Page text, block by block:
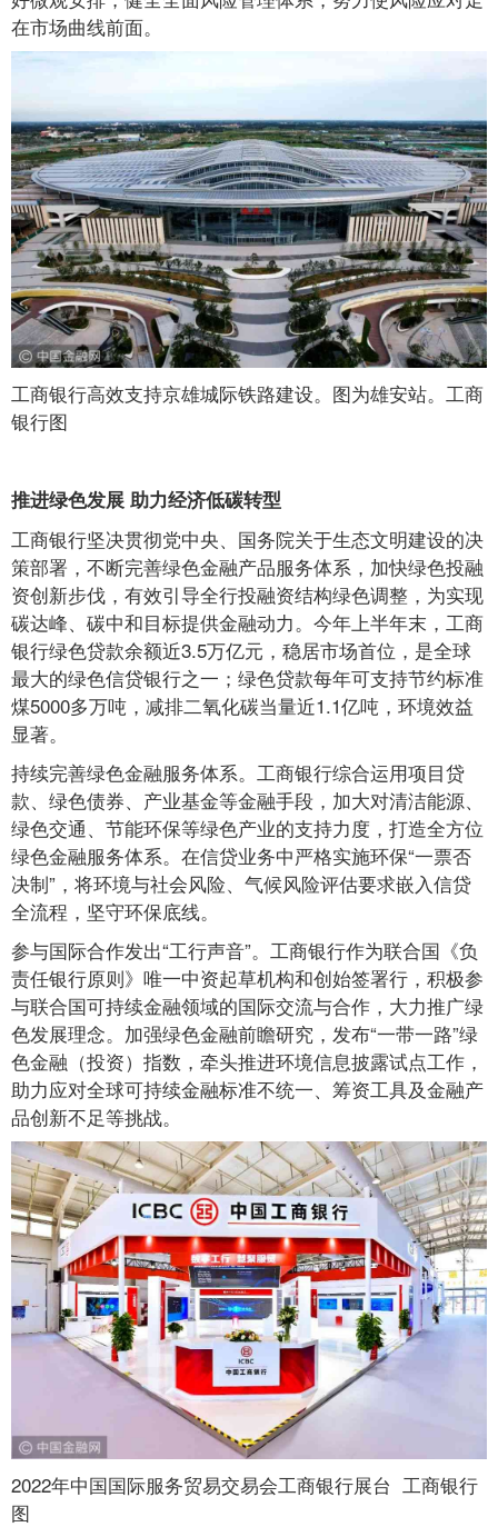
在市场曲线前面。
工商银行高效支持京雄城际铁路建设。图为雄安站。工商
银行图
推进绿色发展 助力经济低碳转型
工商银行坚决贯彻党中央、国务院关于生态文明建设的决
策部署，不断完善绿色金融产品服务体系，加快绿色投融
资创新步伐，有效引导全行投融资结构绿色调整，为实现
碳达峰、碳中和目标提供金融动力。今年上半年末，工商
银行绿色贷款余额近3.5万亿元，稳居市场首位，是全球
最大的绿色信贷银行之一；绿色贷款每年可支持节约标准
煤5000多万吨，减排二氧化碳当量近1.1亿吨，环境效益
显著。
持续完善绿色金融服务体系。工商银行综合运用项目贷
款、绿色债券、产业基金等金融手段，加大对清洁能源、
绿色交通、节能环保等绿色产业的支持力度，打造全方位
绿色金融服务体系。在信贷业务中严格实施环保“一票否
决制”，将环境与社会风险、气候风险评估要求嵌入信贷
全流程，坚守环保底线。
参与国际合作发出“工行声音”。工商银行作为联合国《负
责任银行原则》唯一中资起草机构和创始签署行，积极参
与联合国可持续金融领域的国际交流与合作，大力推广绿
色发展理念。加强绿色金融前瞻研究，发布“一带一路”绿
色金融（投资）指数，牵头推进环境信息披露试点工作，
助力应对全球可持续金融标准不统一、筹资工具及金融产
品创新不足等挑战。
2022年中国国际服务贸易交易会工商银行展台 工商银行
图